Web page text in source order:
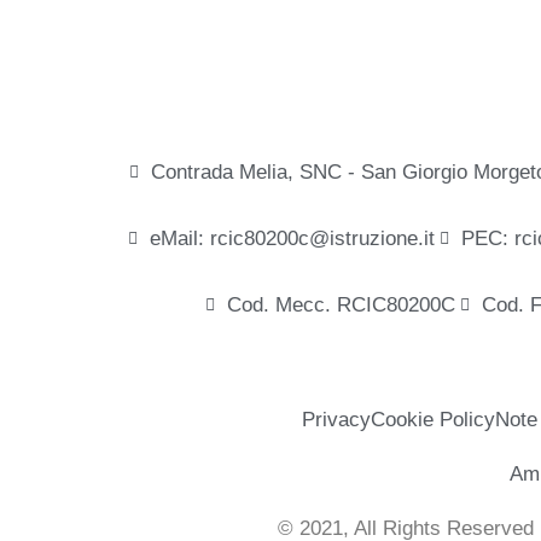
Contrada Melia, SNC - San Giorgio
eMail: rcic80200c@istruzione.it PEC:
Cod. Mecc. RCIC80200C Cod.
PrivacyCookie Policy
© 2021, All Rights